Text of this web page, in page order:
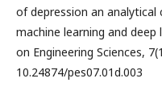
of depression an
machine learning and deep
on Engineering Sciences,
10.24874/pes07.01d.003